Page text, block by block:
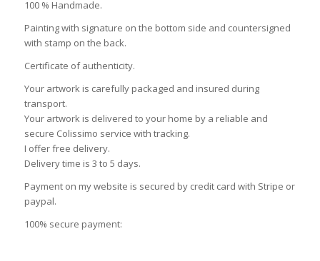
100 % Handmade.
Painting with signature on the bottom side and countersigned
with stamp on the back.
Certificate of authenticity.
Your artwork is carefully packaged and insured during
transport.
Your artwork is delivered to your home by a reliable and
secure Colissimo service with tracking.
I offer free delivery.
Delivery time is 3 to 5 days.
Payment on my website is secured by credit card with Stripe or
paypal.
100% secure payment: